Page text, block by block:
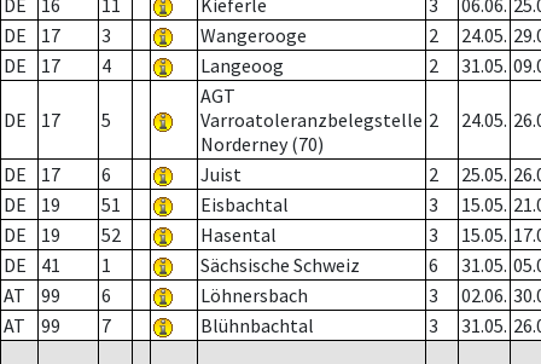
DE
16 11 Kieferle 3 06.06.
DE
17 3 Wangerooge 2 24.05.
DE
17 4 Langeoog 2 31.05.
DE 17 5
AGT
Varroatoleranzbelegstelle
Norderney (70)
2 24.05.
DE 17 6 Juist 2 25.05.
DE
19 51 Eisbachtal 3 15.05.
DE
19 52 Hasental 3 15.05.
DE
41 1 Sächsische Schweiz 6 31.05.
AT
99 6 Löhnersbach 3 02.06.
AT
99 7 Blühnbachtal 3 31.05.